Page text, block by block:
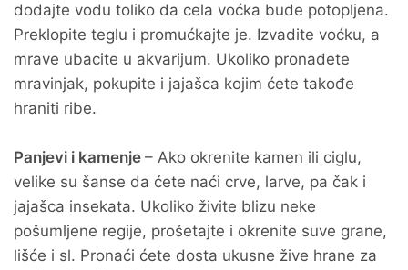
dodajte vodu toliko da cela voćka bude potopljena.
Preklopite teglu i promućkajte je. Izvadite voćku, a
mrave ubacite u akvarijum. Ukoliko pronađete
mravinjak, pokupite i jajašca kojim ćete takođe
hraniti ribe.
Panjevi i kamenje – Ako okrenite kamen ili ciglu,
velike su šanse da ćete naći crve, larve, pa čak i
jajašca insekata. Ukoliko živite blizu neke
pošumljene regije, prošetajte i okrenite suve grane,
lišće i sl. Pronaći ćete dosta ukusne žive hrane za